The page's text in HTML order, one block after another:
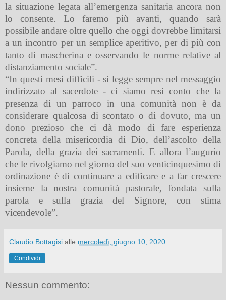
la situazione legata all’emergenza sanitaria ancora non
lo consente. Lo faremo più avanti, quando sarà
possibile andare oltre quello che oggi dovrebbe limitarsi
a un incontro per un semplice aperitivo, per di più con
tanto di mascherina e osservando le norme relative al
distanziamento sociale”.
“In questi mesi difficili - si legge sempre nel messaggio
indirizzato al sacerdote - ci siamo resi conto che la
presenza di un parroco in una comunità non è da
considerare qualcosa di scontato o di dovuto, ma un
dono prezioso che ci dà modo di fare esperienza
concreta della misericordia di Dio, dell’ascolto della
Parola, della grazia dei sacramenti. E allora l’augurio
che le rivolgiamo nel giorno del suo venticinquesimo di
ordinazione è di continuare a edificare e a far crescere
insieme la nostra comunità pastorale, fondata sulla
parola e sulla grazia del Signore, con stima
vicendevole”.
Claudio Bottagisi alle mercoledì, giugno 10, 2020
Condividi
Nessun commento: